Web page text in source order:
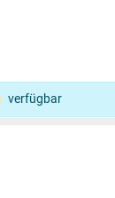
verfügbar